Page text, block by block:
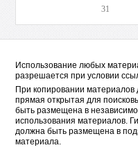
31
Использование любых
разрешается при условии
При копировании
прямая открытая для
быть размещена в
использования материалов.
должна быть размещена в
материала.